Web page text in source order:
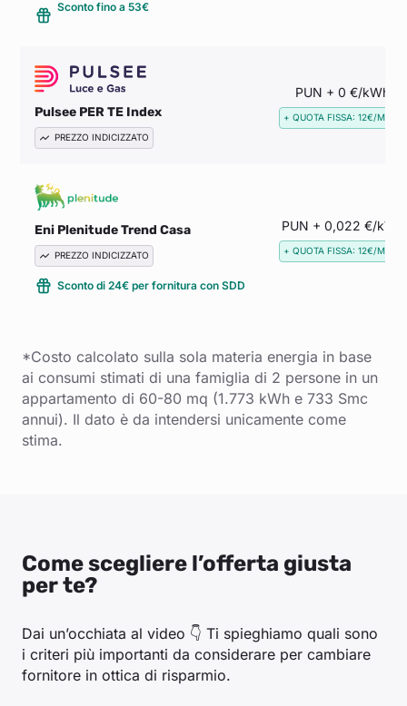
Sconto fino a 53€
Pulsee PER TE Index
PREZZO INDICIZZATO
PUN + 0 €/kWh
+ QUOTA FISSA: 12€/MESE
Eni Plenitude Trend Casa
PREZZO INDICIZZATO
Sconto di 24€ per fornitura con SDD
PUN + 0,022 €/kWh
+ QUOTA FISSA: 12€/MESE
*Costo calcolato sulla sola materia energia in base
ai consumi stimati di una famiglia di 2 persone in un
appartamento di 60-80 mq (1.773 kWh e 733 Smc
annui). Il dato è da intendersi unicamente come
stima.
Come scegliere l’offerta giusta
per te?
Dai un’occhiata al video 👇 Ti spieghiamo quali sono
i criteri più importanti da considerare per cambiare
fornitore in ottica di risparmio.